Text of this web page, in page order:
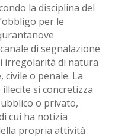
la disciplina del
per le
di segnalazione
irregolarità di natura
o penale. La
si concretizza
o privato,
cui ha notizia
propria attività